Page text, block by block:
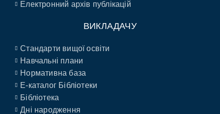
Електронний архів публікацій
ВИКЛАДАЧУ
Стандарти вищої освіти
Навчальні плани
Нормативна база
E-каталог Бібліотеки
Бібліотека
Дні народження